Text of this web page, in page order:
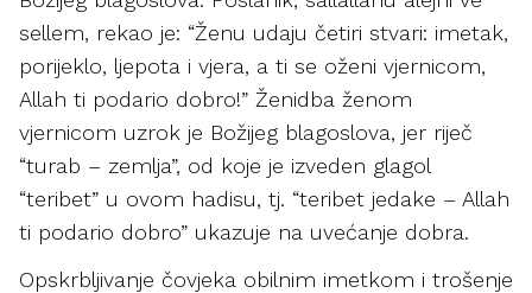
sellem, rekao je: “Ženu udaju četiri stvari: imetak,
porijeklo, ljepota i vjera, a ti se oženi vjernicom,
Allah ti podario dobro!” Ženidba ženom
vjernicom uzrok je Božijeg blagoslova, jer riječ
“turab – zemlja”, od koje je izveden glagol
“teribet” u ovom hadisu, tj. “teribet jedake – Allah
ti podario dobro” ukazuje na uvećanje dobra.
Opskrbljivanje čovjeka obilnim imetkom i trošenje